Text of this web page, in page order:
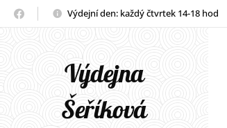
Výdejní den: každý čtvrtek 14-18 hod
Výdejna
Šeříková